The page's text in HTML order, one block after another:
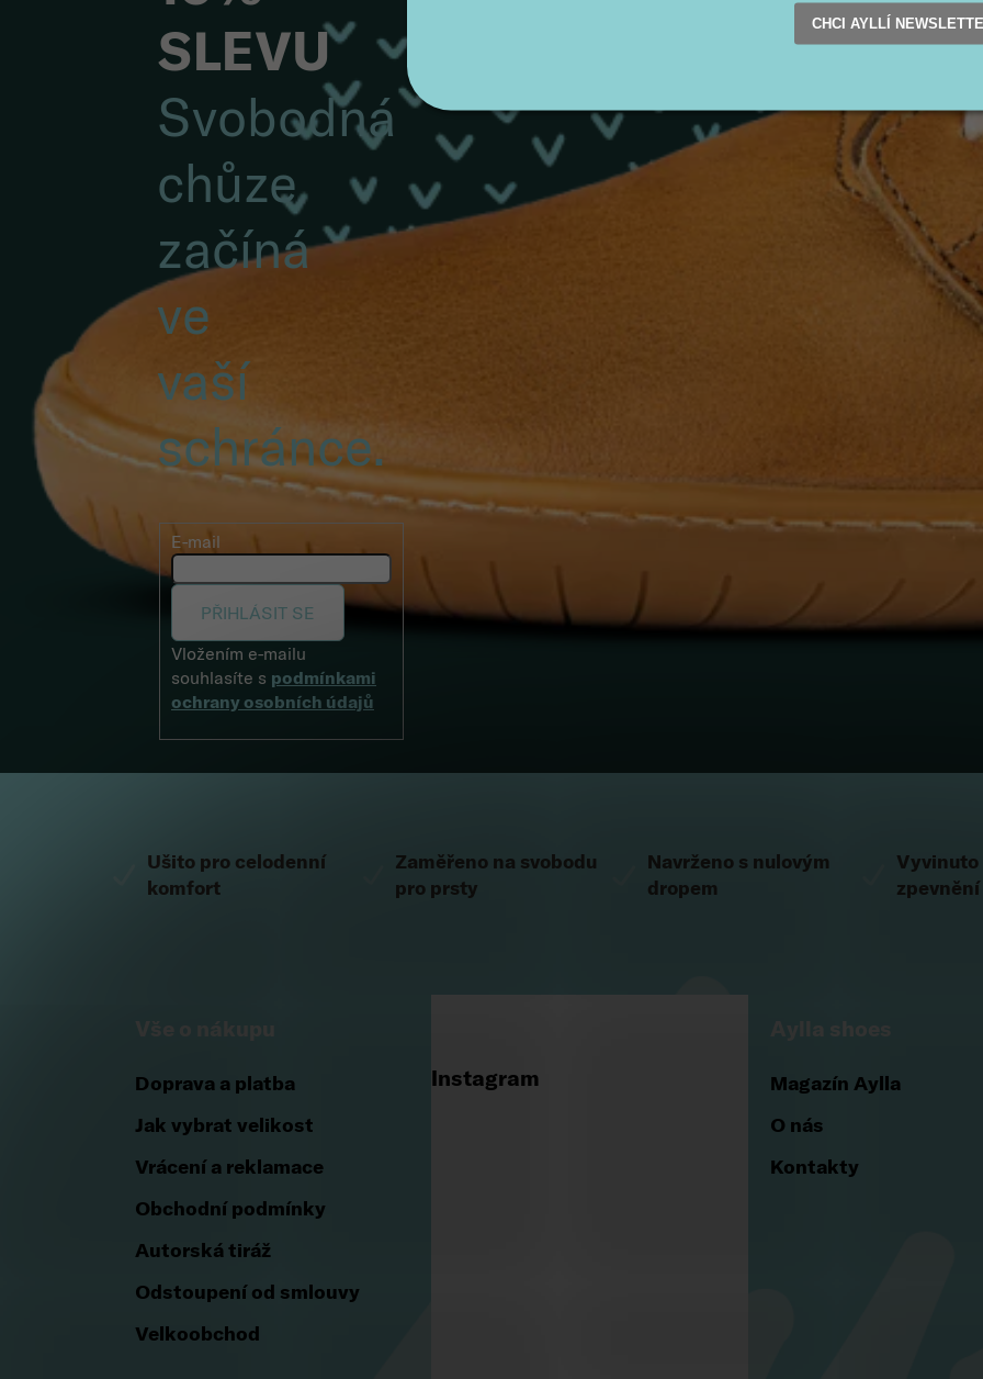
SLEVU
Svobodná
chůze
začíná
ve
vaší
schránce.
E-mail
PŘIHLÁSIT SE
Vložením e-mailu
souhlasíte s podmínkami
ochrany osobních údajů
Ušito pro celodenní
komfort
Zaměřeno na svobodu
pro prsty
Navrženo s nulovým
dropem
Vyvinuto
Doprava a platba
Jak vybrat velikost
Vrácení a reklamace
Obchodní podmínky
Autorská tiráž
Odstoupení od smlouvy
Velkoobchod
Instagram
Magazín Aylla
O nás
Kontakty
CHCI AYLLÍ